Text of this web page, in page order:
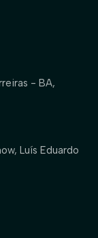
- BA,
Luís Eduardo